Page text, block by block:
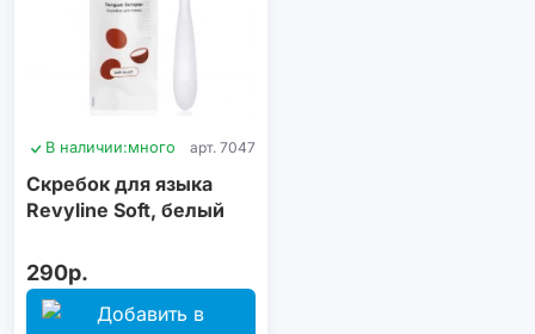
В наличии:много арт. 7047
Скребок для языка
Revyline Soft, белый
290р.